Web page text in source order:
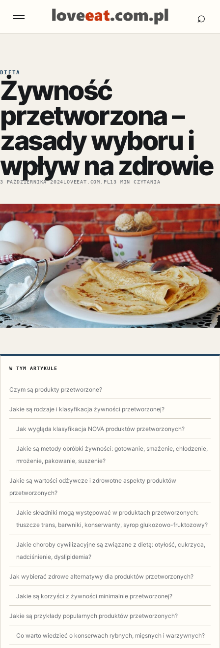
Otwórz menu ⌕
DIETA
Żywność
przetworzona –
zasady wyboru i
wpływ na zdrowie
3 PAŹDZIERNIKA 2024LOVEEAT.COM.PL 13 MIN CZYTANIA
W TYM ARTYKULE
Czym są produkty przetworzone?
Jakie są rodzaje i klasyfikacja żywności przetworzonej?
Jak wygląda klasyfikacja NOVA produktów przetworzonych?
Jakie są metody obróbki żywności: gotowanie, smażenie, chłodzenie,
mrożenie, pakowanie, suszenie?
Jakie są wartości odżywcze i zdrowotne aspekty produktów
przetworzonych?
Jakie składniki mogą występować w produktach przetworzonych:
tłuszcze trans, barwniki, konserwanty, syrop glukozowo-fruktozowy?
Jakie choroby cywilizacyjne są związane z dietą: otyłość, cukrzyca,
nadciśnienie, dyslipidemia?
Jak wybierać zdrowe alternatywy dla produktów przetworzonych?
Jakie są korzyści z żywności minimalnie przetworzonej?
Jakie są przykłady popularnych produktów przetworzonych?
Co warto wiedzieć o konserwach rybnych, mięsnych i warzywnych?